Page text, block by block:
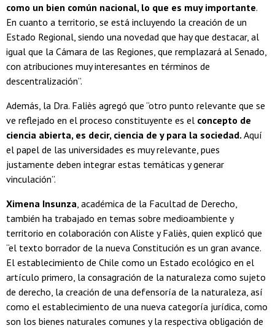
como un bien común nacional, lo que es muy importante.
En cuanto a territorio, se está incluyendo la creación de un
Estado Regional, siendo una novedad que hay que destacar, al
igual que la Cámara de las Regiones, que remplazará al Senado,
con atribuciones muy interesantes en términos de
descentralización”.
Además, la Dra. Faliès agregó que “otro punto relevante que se
ve reflejado en el proceso constituyente es el concepto de
ciencia abierta, es decir, ciencia de y para la sociedad. Aquí
el papel de las universidades es muy relevante, pues
justamente deben integrar estas temáticas y generar
vinculación”.
Ximena Insunza , académica de la Facultad de Derecho,
también ha trabajado en temas sobre medioambiente y
territorio en colaboración con Aliste y Faliès, quien explicó que
“el texto borrador de la nueva Constitución es un gran avance.
El establecimiento de Chile como un Estado ecológico en el
artículo primero, la consagración de la naturaleza como sujeto
de derecho, la creación de una defensoría de la naturaleza, así
como el establecimiento de una nueva categoría jurídica, como
son los bienes naturales comunes y la respectiva obligación de